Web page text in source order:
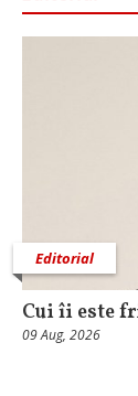
Editorial
Cui îi este
09 Aug, 2026